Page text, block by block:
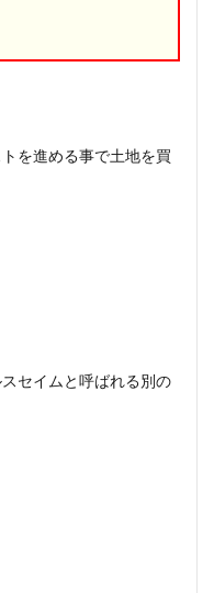
を進める事で土地を買
セイムと呼ばれる別の